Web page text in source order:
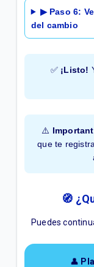
▶ Paso 6:
del cambio
✅ ¡Listo!
⚠️
que te
🧭
Puedes
👤